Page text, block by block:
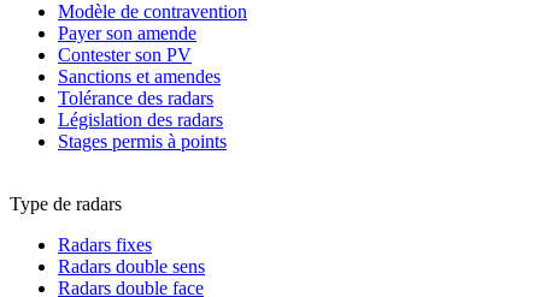
Modèle de contravention
Payer son amende
Contester son PV
Sanctions et amendes
Tolérance des radars
Législation des radars
Stages permis à points
Type de radars
Radars fixes
Radars double sens
Radars double face